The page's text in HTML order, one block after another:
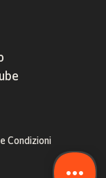
Condizioni